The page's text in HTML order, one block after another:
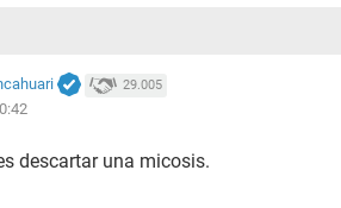
29.005
descartar una micosis.